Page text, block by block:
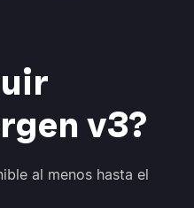
v3?
al menos hasta el